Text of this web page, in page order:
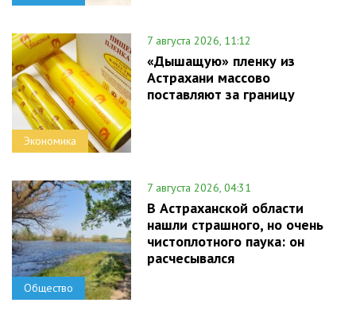
Экономика
7 августа 2026, 11:12
«Дышащую» пленку из
Астрахани массово
поставляют за границу
Общество
7 августа 2026, 04:31
В Астраханской области
нашли страшного, но очень
чистоплотного паука: он
расчесывался